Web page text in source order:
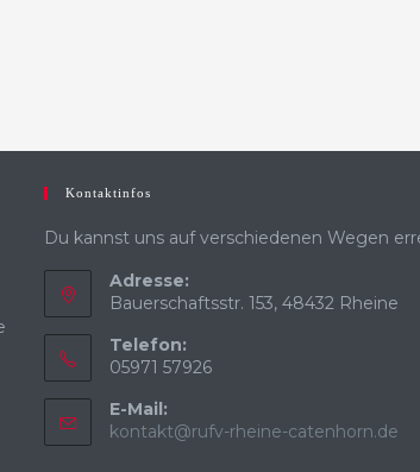
Kontaktinfos
Du kannst uns auf verschiedenen Wegen
Adresse:
Bauerschaftsstr. 153, 48432 Rheine
Telefon:
05971 57926
E-Mail:
kontakt@rufv-rheine-catenhorn.de